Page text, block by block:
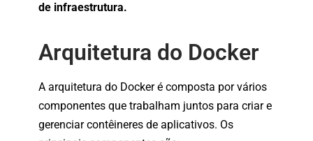
de infraestrutura.
Arquitetura do Docker
A arquitetura do Docker é composta por vários
componentes que trabalham juntos para criar e
gerenciar contêineres de aplicativos. Os